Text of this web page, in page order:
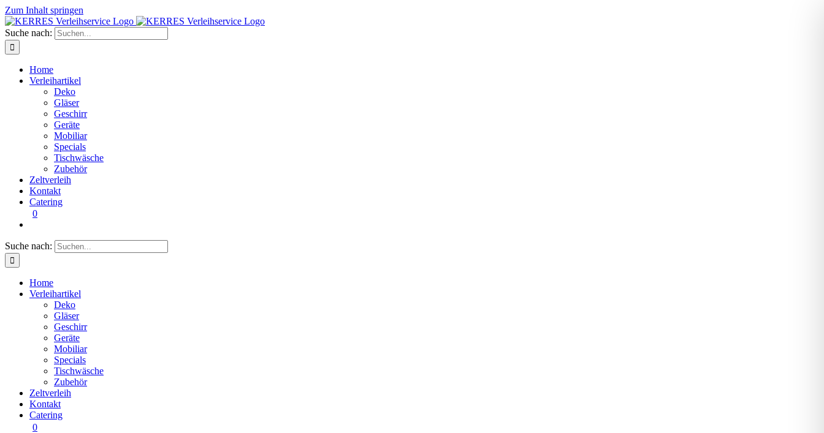
Zum Inhalt springen
Suche nach:
Home
Verleihartikel
Deko
Gläser
Geschirr
Geräte
Mobiliar
Specials
Tischwäsche
Zubehör
Zeltverleih
Kontakt
Catering
0
Suche nach:
Home
Verleihartikel
Deko
Gläser
Geschirr
Geräte
Mobiliar
Specials
Tischwäsche
Zubehör
Zeltverleih
Kontakt
Catering
0